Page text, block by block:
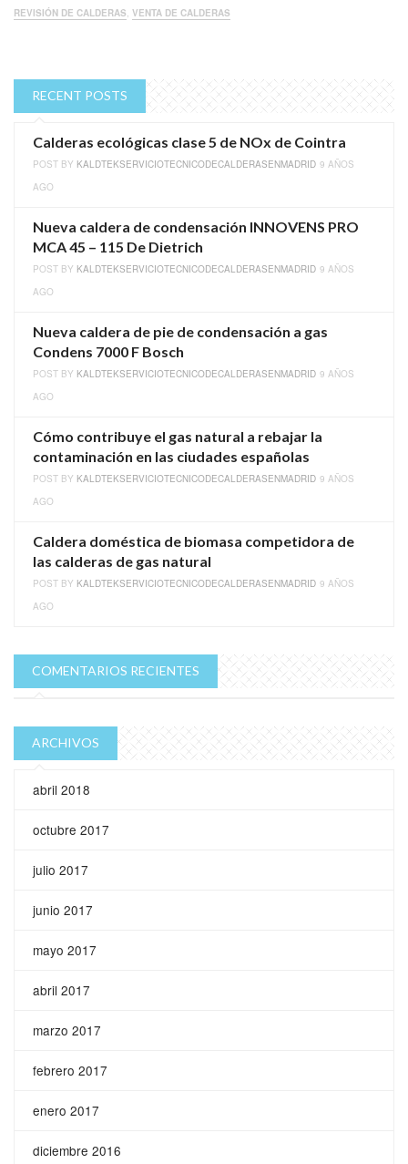
REVISIÓN DE CALDERAS, VENTA DE CALDERAS
RECENT POSTS
Calderas ecológicas clase 5 de NOx de Cointra
POST BY KALDTEKSERVICIOTECNICODECALDERASENMADRID 9 AÑOS
AGO
Nueva caldera de condensación INNOVENS PRO
MCA 45 – 115 De Dietrich
POST BY KALDTEKSERVICIOTECNICODECALDERASENMADRID 9 AÑOS
AGO
Nueva caldera de pie de condensación a gas
Condens 7000 F Bosch
POST BY KALDTEKSERVICIOTECNICODECALDERASENMADRID 9 AÑOS
AGO
Cómo contribuye el gas natural a rebajar la
contaminación en las ciudades españolas
POST BY KALDTEKSERVICIOTECNICODECALDERASENMADRID 9 AÑOS
AGO
Caldera doméstica de biomasa competidora de
las calderas de gas natural
POST BY KALDTEKSERVICIOTECNICODECALDERASENMADRID 9 AÑOS
AGO
COMENTARIOS RECIENTES
ARCHIVOS
abril 2018
octubre 2017
julio 2017
junio 2017
mayo 2017
abril 2017
marzo 2017
febrero 2017
enero 2017
diciembre 2016